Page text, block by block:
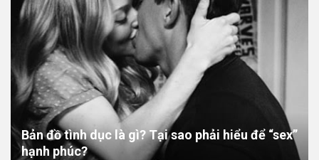
Bản đồ tình dục là gì? Tại sao phải hiểu để “sex”
hạnh phúc?